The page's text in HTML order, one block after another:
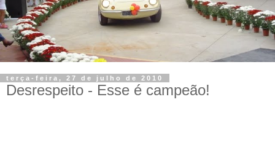
terça-feira, 27 de julho de 2010
Desrespeito - Esse é campeão!